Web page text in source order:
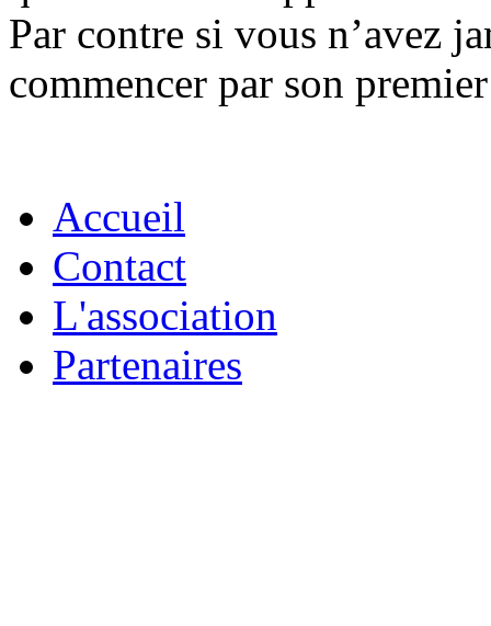
Par contre si vous n’avez
commencer par son
Accueil
Contact
L'association
Partenaires